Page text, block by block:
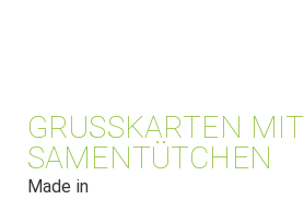
GRUSSKARTEN MIT S
AMENTÜTCHEN
Made in